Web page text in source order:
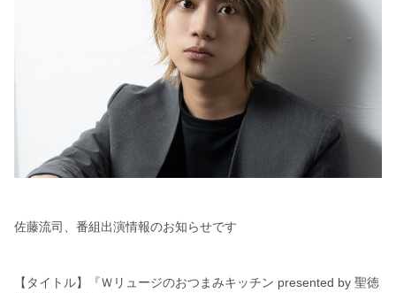
佐藤流司、番組出演情報のお知らせです
【タイトル】『Ｗリュージのおつまみキッチン presented by 聖徳